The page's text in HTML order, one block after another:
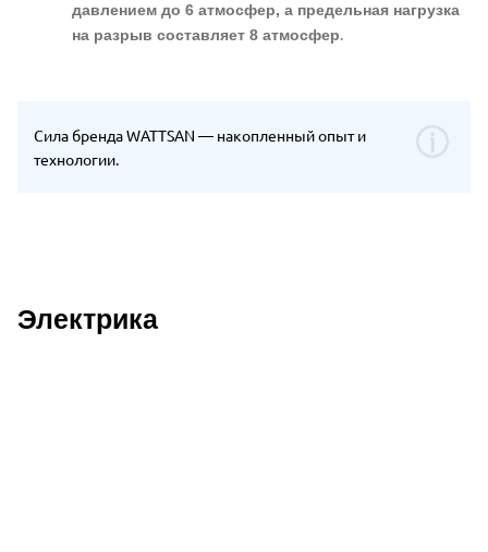
давлением до 6 атмосфер, а предельная нагрузка
на разрыв составляет 8 атмосфер.
Сила бренда WATTSAN — накопленный опыт и
технологии.
Описание преимуществ Wattsan
Электрика